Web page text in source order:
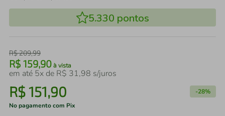
5.330 pontos
R$209,99
R$ 159,90 à vista
em até 5x de R$ 31,98 s/juros
R$151,90 -28%
No pagamento com Pix